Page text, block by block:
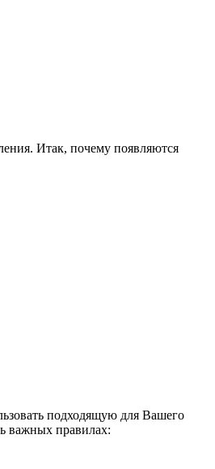
Итак, почему появляются
подходящую для Вашего
важных правилах: